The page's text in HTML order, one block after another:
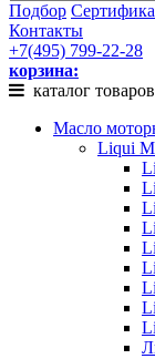
Подбор
Контакты
+7(495) 799-22-28
корзина:
каталог товаров
Масло
Liqui